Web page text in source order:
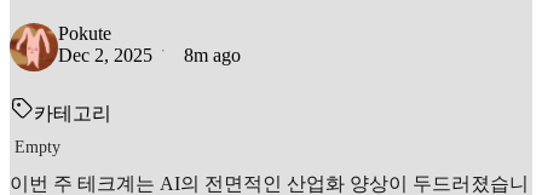
Pokute
Dec 2, 2025
8m ago
카테고리
Empty
이번 주 테크계는 AI의 전면적인 산업화 양상이 두드러졌습니